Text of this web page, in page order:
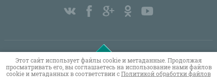
Copyright © 2011 - 2026 ОВЕН СПБ
Этот сайт использует файлы cookie и метаданные. Продолжая
просматривать его, вы соглашаетесь на использование нами файлов
cookie и метаданных в соответствии сПолитикой обработки файлов